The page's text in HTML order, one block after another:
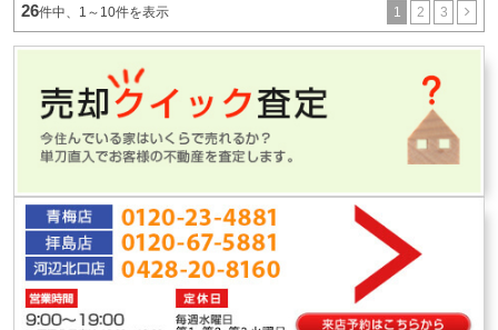
26件中、1～10件を表示 1 2 3